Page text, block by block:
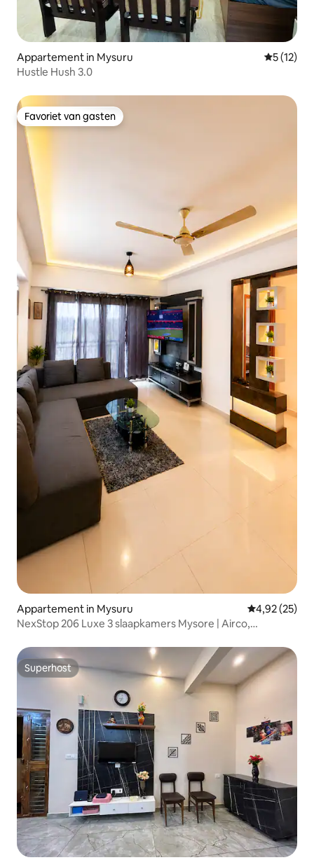
Appartement in Mysuru
5 (12)
Hustle Hush 3.0
Favoriet van gasten
Favoriet van gasten
Appartement in Mysuru Gemiddelde
4,92 (25)
NexStop 206 Luxe 3 slaapkamers Mysore | Airco,
Superhost
Superhost